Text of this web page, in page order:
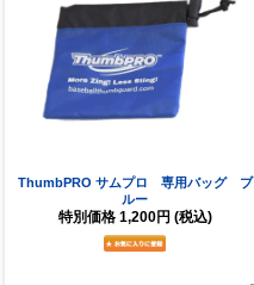
ThumbPRO サムプロ 専用バッグ ブ
ルー
特別価格 1,200円 (税込)